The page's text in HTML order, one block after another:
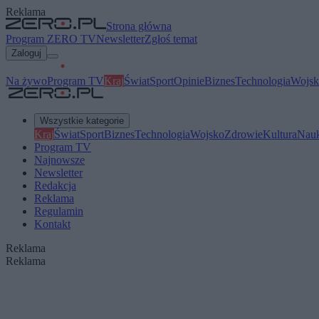
Reklama
Strona główna
Program ZERO TVNewsletterZgłoś temat
Zaloguj
Na żywoProgram TVKrajŚwiatSportOpinieBiznesTechnologia
Wszystkie kategorie
KrajŚwiatSportBiznesTechnologiaWojskoZdrowieKultura
Program TV
Najnowsze
Newsletter
Redakcja
Reklama
Regulamin
Kontakt
Reklama
Reklama